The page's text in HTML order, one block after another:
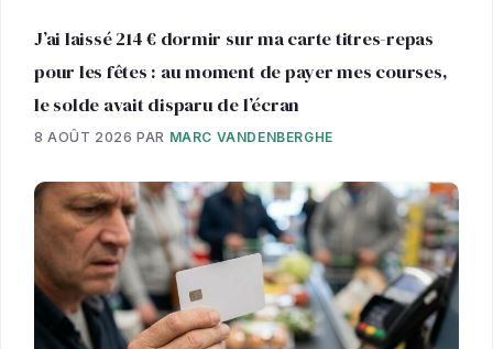
J’ai laissé 214 € dormir sur ma carte titres-repas
pour les fêtes : au moment de payer mes courses,
le solde avait disparu de l’écran
8 AOÛT 2026 PAR MARC VANDENBERGHE